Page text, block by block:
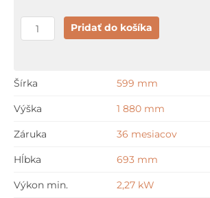
množstvo
Protherm
3-
8.2
GeniaSet
+
Pridať do košíka
Šírka 599 mm
Výška 1 880 mm
Záruka 36 mesiacov
Hĺbka 693 mm
Výkon min. 2,27 kW